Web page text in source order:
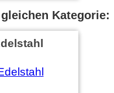
Kategorie: